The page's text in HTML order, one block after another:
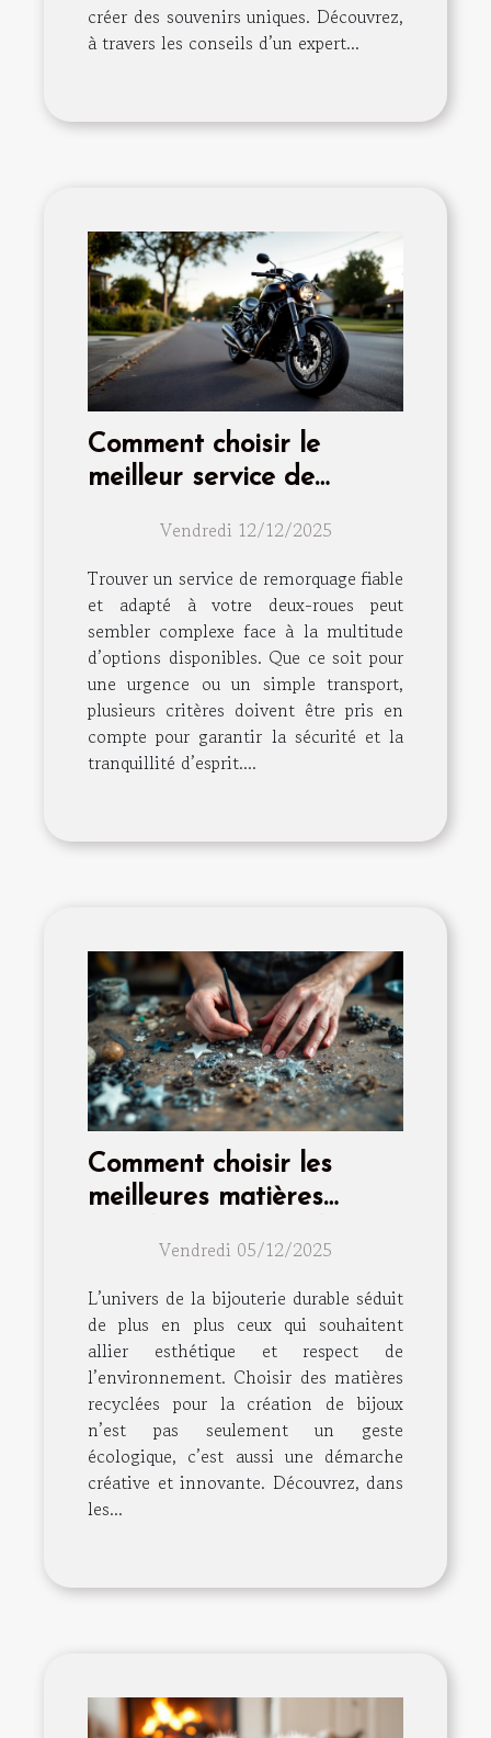
créer des souvenirs uniques. Découvrez,
à travers les conseils d’un expert...
Comment choisir le
meilleur service de
deux-roues ?
Vendredi 12/12/2025
Trouver un service de remorquage fiable
et adapté à votre deux-roues peut
sembler complexe face à la multitude
d’options disponibles. Que ce soit pour
une urgence ou un simple transport,
plusieurs critères doivent être pris en
compte pour garantir la sécurité et la
tranquillité d’esprit....
Comment choisir les
meilleures matières
Vendredi 05/12/2025
L’univers de la bijouterie durable séduit
de plus en plus ceux qui souhaitent
allier esthétique et respect de
l’environnement. Choisir des matières
recyclées pour la création de bijoux
n’est pas seulement un geste
écologique, c’est aussi une démarche
créative et innovante. Découvrez, dans
les...